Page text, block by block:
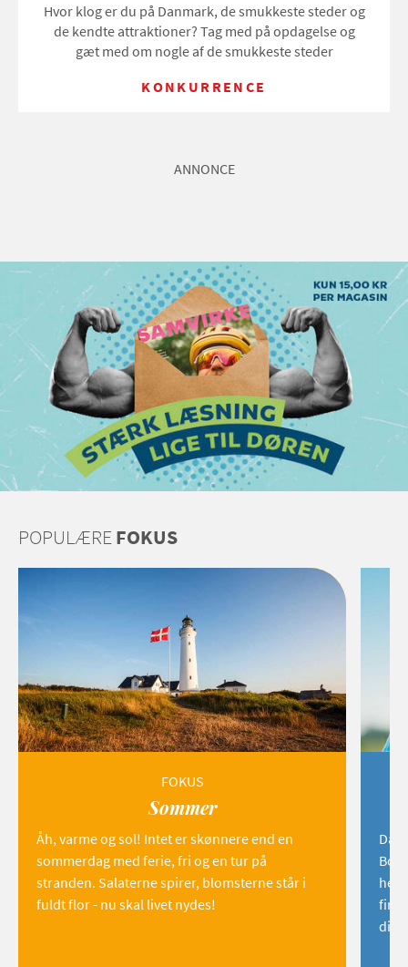
Hvor klog er du på Danmark, de smukkeste steder og
de kendte attraktioner? Tag med på opdagelse og
gæt med om nogle af de smukkeste steder
KONKURRENCE
ANNONCE
POPULÆRE FOKUS
FOKUS
Sommer
Åh, varme og sol! Intet er skønnere end en
sommerdag med ferie, fri og en tur på
stranden. Salaterne spirer, blomsterne står i
fuldt flor - nu skal livet nydes!
find
dig!